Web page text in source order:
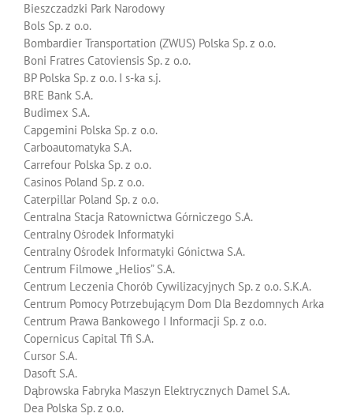
Bieszczadzki Park Narodowy
Bols Sp. z o.o.
Bombardier Transportation (ZWUS) Polska Sp. z o.o.
Boni Fratres Catoviensis Sp. z o.o.
BP Polska Sp. z o.o. I s-ka s.j.
BRE Bank S.A.
Budimex S.A.
Capgemini Polska Sp. z o.o.
Carboautomatyka S.A.
Carrefour Polska Sp. z o.o.
Casinos Poland Sp. z o.o.
Caterpillar Poland Sp. z o.o.
Centralna Stacja Ratownictwa Górniczego S.A.
Centralny Ośrodek Informatyki
Centralny Ośrodek Informatyki Gónictwa S.A.
Centrum Filmowe „Helios” S.A.
Centrum Leczenia Chorób Cywilizacyjnych Sp. z o.o. S.K.A.
Centrum Pomocy Potrzebującym Dom Dla Bezdomnych Arka
Centrum Prawa Bankowego I Informacji Sp. z o.o.
Copernicus Capital Tfi S.A.
Cursor S.A.
Dasoft S.A.
Dąbrowska Fabryka Maszyn Elektrycznych Damel S.A.
Dea Polska Sp. z o.o.